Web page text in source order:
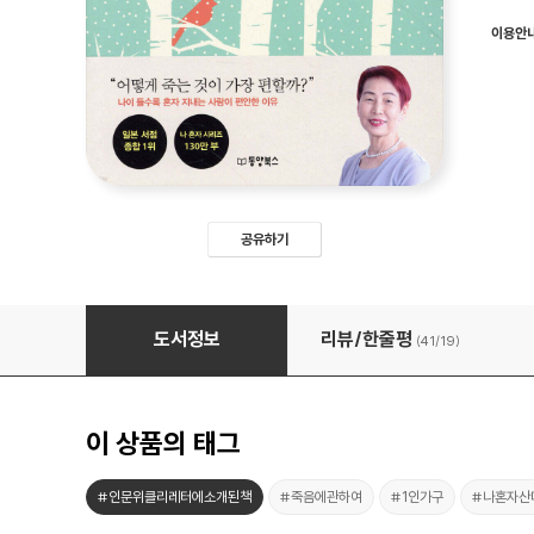
공유하기
이용안
집에서 혼자 죽기를 권하다
도서정보 리뷰/한줄평 (41/19)
이 상품의 태그
#인문위클리레터에소개된책 #죽음에관하여 #1인가구 #나혼자산